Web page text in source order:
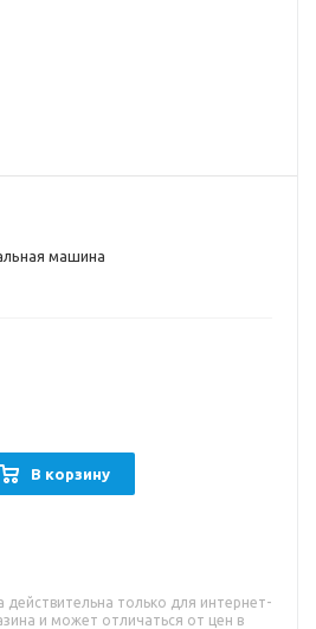
машина
В корзину
действительна только для интернет-
и может отличаться от цен в